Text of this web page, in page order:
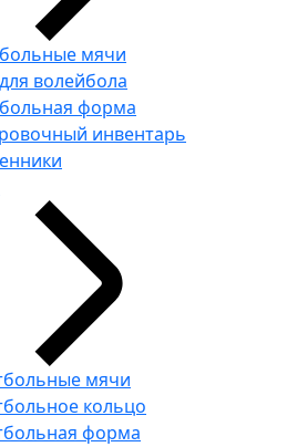
мячи
волейбола
форма
инвентарь
мячи
кольцо
форма